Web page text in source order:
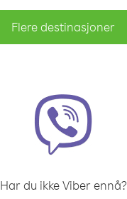
Flere destinasjoner
Har du ikke Viber ennå?